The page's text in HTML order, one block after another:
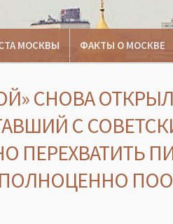
МОСКВЫ ФАКТЫ О МОСКВЕ
СНОВА
С
ПЕРЕХВАТИТЬ